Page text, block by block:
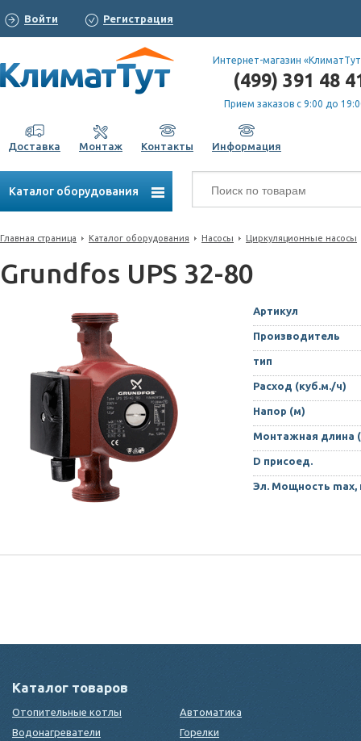
Войти Регистрация
Интернет-магазин
(499) 391 48
Прием заказов с 9:00 до
Доставка Монтаж Контакты Информация
Каталог оборудования
Главная страница Каталог оборудования Насосы Циркуляционные насосы
Grundfos UPS 32-80
Артикул
Производитель
тип
Расход (куб.м./ч)
Напор (м)
Монтажная длина
D присоед.
Эл. Мощность max,
Каталог товаров
Отопительные котлы
Автоматика
Водонагреватели
Горелки